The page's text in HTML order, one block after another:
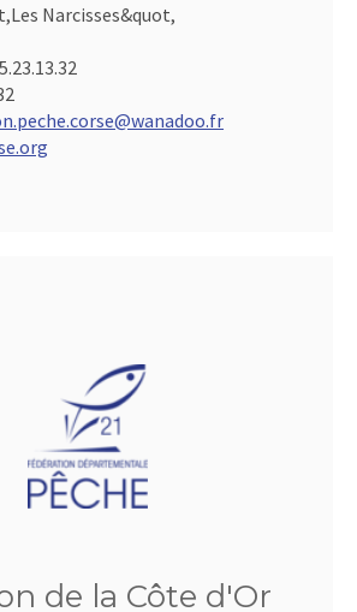
Narcisses&quot,
de la Côte d'Or